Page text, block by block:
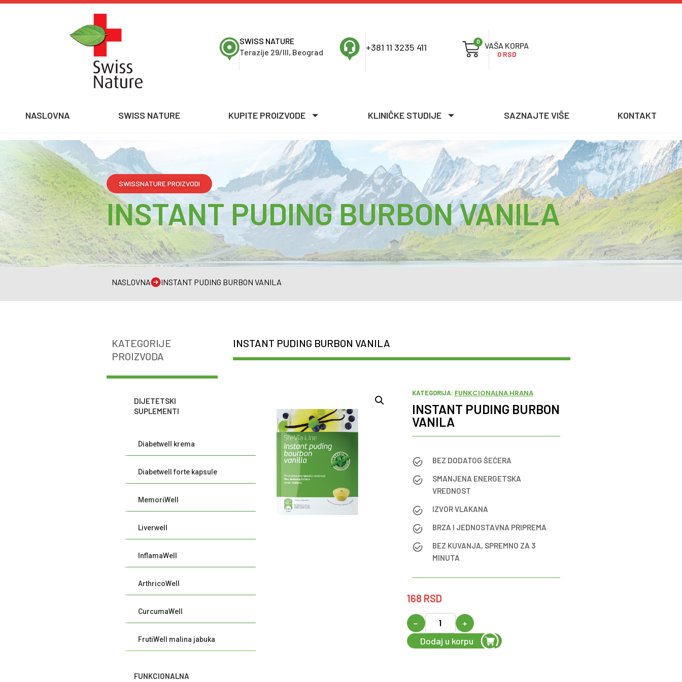
SWISS NATURE
Terazije 29/III, Beograd
+381 11 3235 411
0 RSD
0
NASLOVNA SWISS NATURE KUPITE PROIZVODE KLINIČKE STUDIJE SAZNAJTE VIŠE KONTAKT
SWISSNATURE PROIZVODI
INSTANT PUDING BURBON VANILA
NASLOVNA INSTANT PUDING BURBON VANILA
KATEGORIJE
PROIZVODA
DIJETETSKI
SUPLEMENTI
Diabetwell krema
Diabetwell forte kapsule
MemoriWell
Liverwell
InflamaWell
ArthricoWell
CurcumaWell
FrutiWell malina jabuka
FUNKCIONALNA
INSTANT PUDING BURBON VANILA
KATEGORIJA: FUNKCIONALNA HRANA
INSTANT PUDING BURBON
VANILA
BEZ DODATOG ŠEĆERA
SMANJENA ENERGETSKA
VREDNOST
IZVOR VLAKANA
BRZA I JEDNOSTAVNA PRIPREMA
BEZ KUVANJA, SPREMNO ZA 3
MINUTA
168 RSD
−
+
Dodaj u korpu